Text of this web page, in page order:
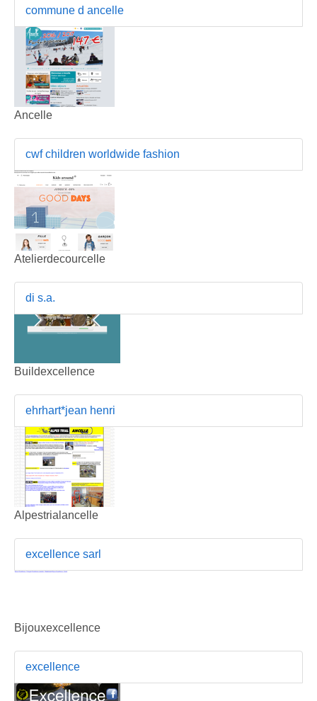
commune d ancelle
Ancelle
cwf children worldwide fashion
Atelierdecourcelle
di s.a.
Buildexcellence
ehrhart*jean henri
Alpestrialancelle
excellence sarl
Bijouxexcellence
excellence